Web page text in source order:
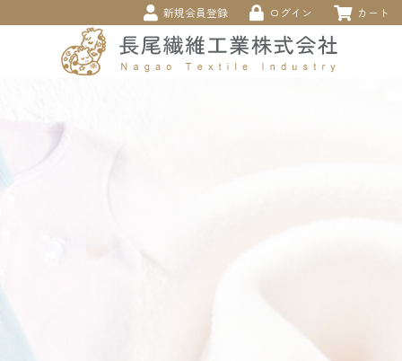
新規会員登録 ログイン カート